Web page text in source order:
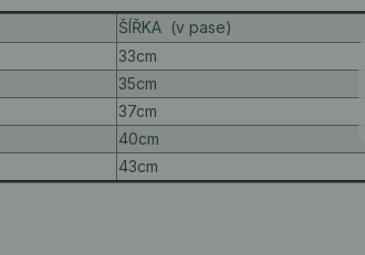
ŠÍŘKA (v pase)
33cm
35cm
37cm
40cm
43cm